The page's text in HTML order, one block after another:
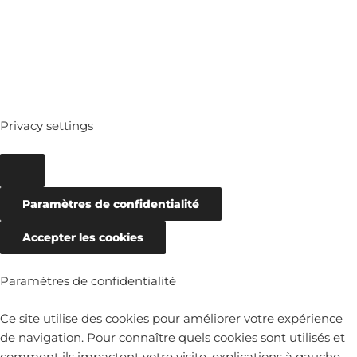
Privacy settings
Paramètres de confidentialité
Accepter les cookies
Paramètres de confidentialité
Ce site utilise des cookies pour améliorer votre expérience
de navigation. Pour connaître quels cookies sont utilisés et